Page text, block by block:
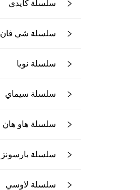
سلسلة كايدى
سلسلة شي فان
سلسلة نويا
سلسلة سيماي
سلسلة هاو هان
سلسلة بارسونز
سلسلة لاوسي